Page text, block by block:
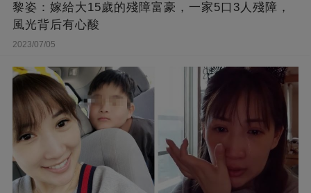
黎姿：嫁給大15歲的殘障富豪，一家5口3人殘障，
風光背后有心酸
2023/07/05